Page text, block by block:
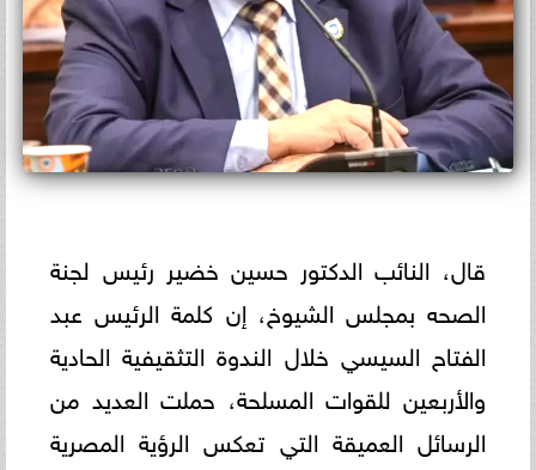
قال، النائب الدكتور حسين خضير رئيس لجنة
الصحه بمجلس الشيوخ، إن كلمة الرئيس عبد
الفتاح السيسي خلال الندوة التثقيفية الحادية
والأربعين للقوات المسلحة، حملت العديد من
الرسائل العميقة التي تعكس الرؤية المصرية